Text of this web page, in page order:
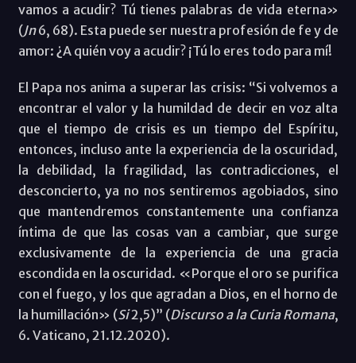
vamos a acudir? Tú tienes palabras de vida eterna»
(Jn6, 68). Esta puede ser nuestra profesión de fe y de
amor: ¿A quién voy a acudir? ¡Tú lo eres todo para mí!
El Papa nos anima a superar las crisis: “Si volvemos a
encontrar el valor y la humildad de decir en voz alta
que el tiempo de crisis es un tiempo del Espíritu,
entonces, incluso ante la experiencia de la oscuridad,
la debilidad, la fragilidad, las contradicciones, el
desconcierto, ya no nos sentiremos agobiados, sino
que mantendremos constantemente una confianza
íntima de que las cosas van a cambiar, que surge
exclusivamente de la experiencia de una gracia
escondida en la oscuridad. «Porque el oro se purifica
con el fuego, y los que agradan a Dios, en el horno de
la humillación» (Si2,5)” (Discurso a la Curia Romana,
6. Vaticano, 21.12.2020).